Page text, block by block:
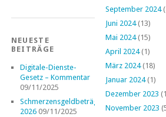
NEUESTE
BEITRÄGE
Digitale-Dienste-
Gesetz – Kommentar
09/11/2025
Schmerzensgeldbeträge
2026 09/11/2025
September 2024
Juni 2024(13)
Mai 2024(15)
April 2024(1)
März 2024(18)
Januar 2024(1)
Dezember 2023
November 2023